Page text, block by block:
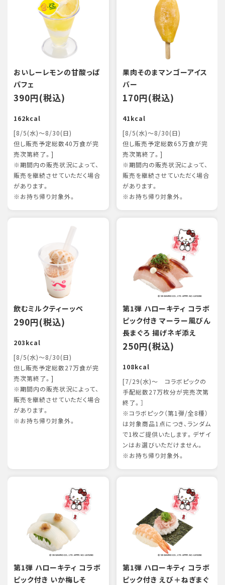
おいしーレモンの甘酸っぱ
パフェ
390円(税込)
162kcal
[8/5(水)～8/30(日)
但し販売予定総数40万食が完
売次第終了。]
※期間内の販売状況によって、
販売を継続させていただく場合
があります。
※お持ち帰り対象外。
果肉そのまマンゴーアイス
バー
170円(税込)
41kcal
[8/5(水)～8/30(日)
但し販売予定総数65万食が完
売次第終了。]
※期間内の販売状況によって、
販売を継続させていただく場合
があります。
※お持ち帰り対象外。
飲むミルクティーッペ
290円(税込)
203kcal
[8/5(水)～8/30(日)
但し販売予定総数27万食が完
売次第終了。]
※期間内の販売状況によって、
販売を継続させていただく場合
があります。
※お持ち帰り対象外。
第1弾 ハローキティ コラボ
ピック付き マーラー風びん
長まぐろ 揚げネギ添え
250円(税込)
108kcal
[7/29(水)～ コラボピックの
手配総数27万枚分が完売次第
終了。］
※コラボピック（第1弾/全8種）
は対象商品1点につき、ランダム
で1枚ご提供いたします。デザイ
ンはお選びいただけません。
※お持ち帰り対象外。
第1弾 ハローキティ コラボ
ピック付き いか梅しそ
第1弾 ハローキティ コラボ
ピック付き えび＋ねぎまぐ